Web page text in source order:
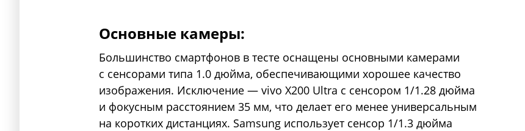
Основные камеры:
Большинство смартфонов в тесте оснащены основными камерами
с сенсорами типа 1.0 дюйма, обеспечивающими хорошее качество
изображения. Исключение — vivo X200 Ultra с сенсором 1/1.28 дюйма
и фокусным расстоянием 35 мм, что делает его менее универсальным
на коротких дистанциях. Samsung использует сенсор 1/1.3 дюйма